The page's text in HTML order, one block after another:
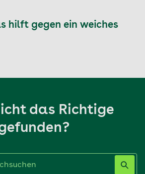
hilft gegen ein weiches
das Richtige